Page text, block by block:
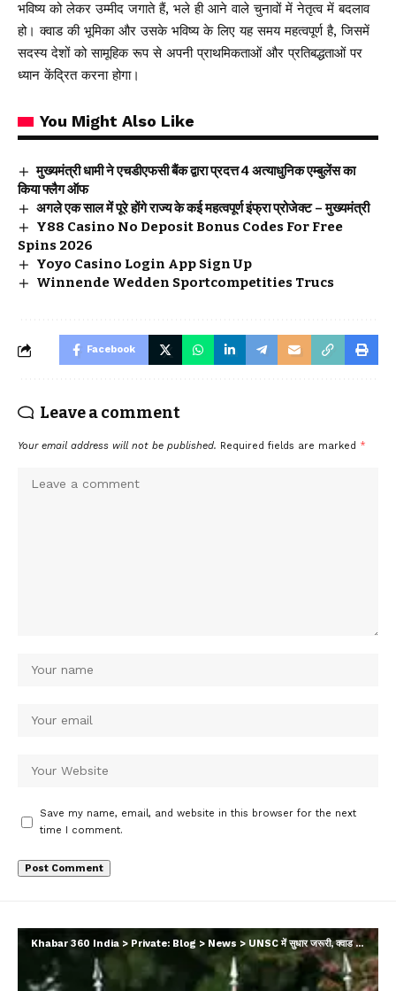
भविष्य को लेकर उम्मीद जगाते हैं, भले ही आने वाले चुनावों में नेतृत्व में बदलाव
हो। क्वाड की भूमिका और उसके भविष्य के लिए यह समय महत्वपूर्ण है, जिसमें
सदस्य देशों को सामूहिक रूप से अपनी प्राथमिकताओं और प्रतिबद्धताओं पर
ध्यान केंद्रित करना होगा।
You Might Also Like
मुख्यमंत्री धामी ने एचडीएफसी बैंक द्वारा प्रदत्त 4 अत्याधुनिक एम्बुलेंस का
किया फ्लैग ऑफ
अगले एक साल में पूरे होंगे राज्य के कई महत्वपूर्ण इंफ्रा प्रोजेक्ट – मुख्यमंत्री
Y88 Casino No Deposit Bonus Codes For Free
Spins 2026
Yoyo Casino Login App Sign Up
Winnende Wedden Sportcompetities Trucs
Facebook
Leave a comment
Your email address will not be published. Required fields are marked *
Save my name, email, and website in this browser for the next
time I comment.
Khabar 360 India > Private: Blog > News > UNSC में सुधार जरूरी, क्वाड ने भारत के साथ मिलाए सुर; उत्तर कोरिया को बताया बड़ा खतरा…